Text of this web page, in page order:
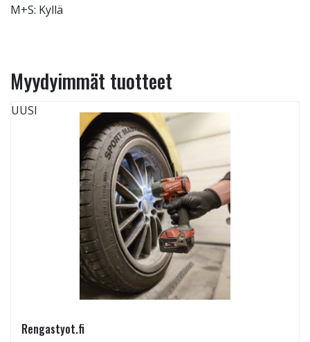
M+S: Kyllä
Myydyimmät tuotteet
UUSI
Rengastyot.fi